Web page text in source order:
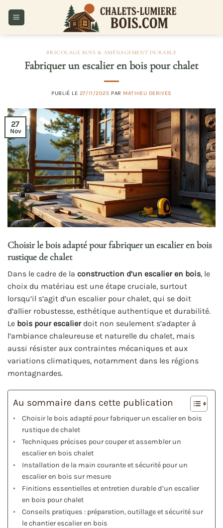
BRICOLAGE BOIS & AMÉNAGEMENT DURABLE
Fabriquer un escalier en bois pour chalet
PUBLIÉ LE 27/11/2025 PAR MATHIEU DERIVES
27
Nov
Choisir le bois adapté pour fabriquer un escalier en bois
rustique de chalet
Dans le cadre de la construction d’un escalier en bois, le
choix du matériau est une étape cruciale, surtout
lorsqu’il s’agit d’un escalier pour chalet, qui se doit
d’allier robustesse, esthétique authentique et durabilité.
Le bois pour escalierdoit non seulement s’adapter à
l’ambiance chaleureuse et naturelle du chalet, mais
aussi résister aux contraintes mécaniques et aux
variations climatiques, notamment dans les régions
montagnardes.
Au sommaire dans cette publication
Choisir le bois adapté pour fabriquer un escalier en bois
rustique de chalet
Techniques précises pour couper et assembler un
escalier en bois chalet
Installation de la main courante et sécurité pour un
escalier en bois sur mesure
Finitions essentielles et entretien durable d’un escalier
en bois pour chalet
Conseils pratiques : préparation, outillage et sécurité sur
le chantier escalier en bois